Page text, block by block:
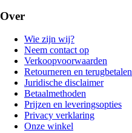
Over
Wie zijn wij?
Neem contact op
Verkoopvoorwaarden
Retourneren en terugbetalen
Juridische disclaimer
Betaalmethoden
Prijzen en leveringsopties
Privacy verklaring
Onze winkel